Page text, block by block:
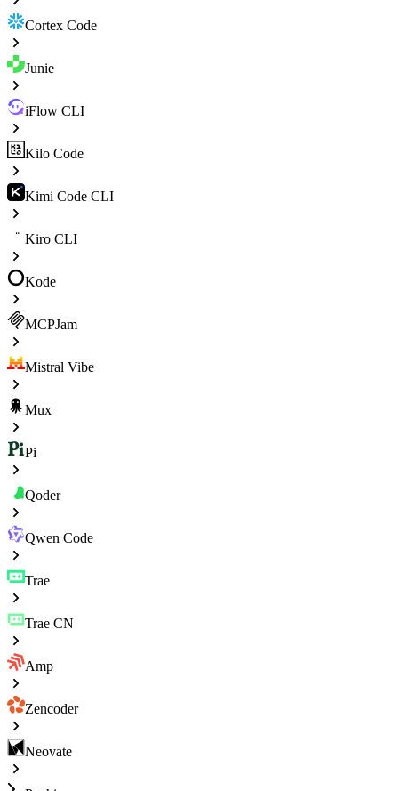
Cortex Code
Junie
iFlow CLI
Kilo Code
Kimi Code CLI
Kiro CLI
Kode
MCPJam
Mistral Vibe
Mux
Pi
Qoder
Qwen Code
Trae
Trae CN
Amp
Zencoder
Neovate